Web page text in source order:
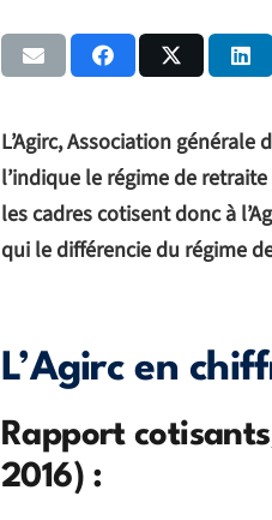
L’Agirc, Association
l’indique le régime de
les cadres cotisent donc à
qui le différencie du régime
L’Agirc en
Rapport
2016) :